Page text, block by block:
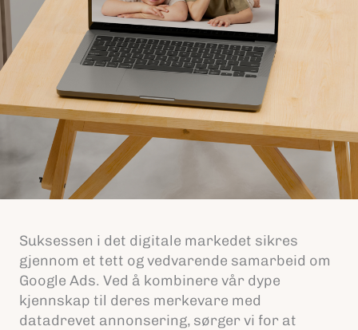
Suksessen i det digitale markedet sikres
gjennom et tett og vedvarende samarbeid om
Google Ads. Ved å kombinere vår dype
kjennskap til deres merkevare med
datadrevet annonsering, sørger vi for at